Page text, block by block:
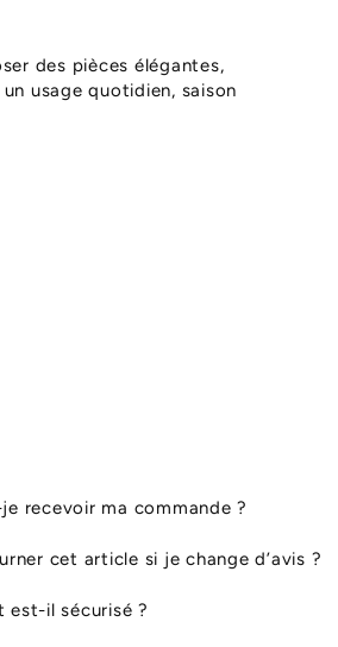
des pièces élégantes,
usage quotidien, saison
recevoir ma commande ?
cet article si je change d’avis ?
est-il sécurisé ?